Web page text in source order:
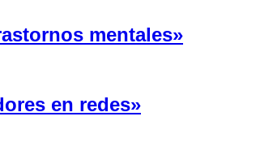
mentales»
en redes»